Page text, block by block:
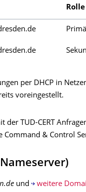
Rolle
per DHCP in
voreingestellt.
TUD-CERT
& Control
und weitere